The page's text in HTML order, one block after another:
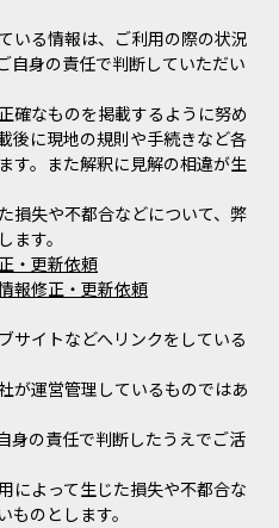
いる情報は、ご利用の際の状況
自身の責任で判断していただい
確なものを掲載するように努め
後に現地の規則や手続きなど各
す。また解釈に見解の相違が生
損失や不都合などについて、弊
す。
・更新依頼
報修正・更新依頼
サイトなどへリンクをしている
が運営管理しているものではあ
身の責任で判断したうえでご活
によって生じた損失や不都合な
のとします。